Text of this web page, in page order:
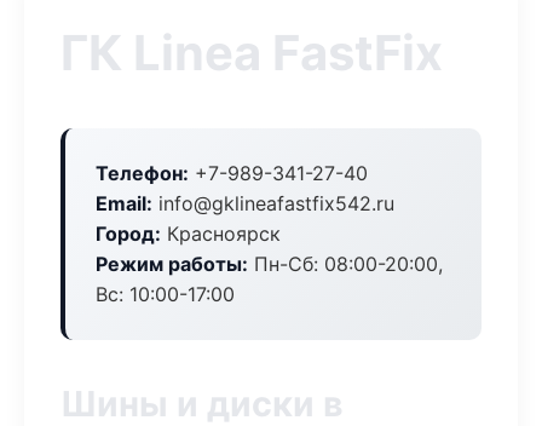
ГК Linea FastFix
Телефон: +7-989-341-27-40
Email: info@gklineafastfix542.ru
Город: Красноярск
Режим работы: Пн-Сб: 08:00-20:00,
Вс: 10:00-17:00
Шины и диски в